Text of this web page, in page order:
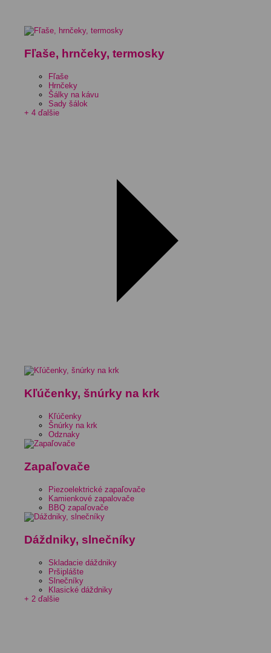
Fľaše, hrnčeky, termosky
Fľaše
Hrnčeky
Šálky na kávu
Sady šálok
+ 4 ďalšie
Kľúčenky, šnúrky na krk
Kľúčenky
Šnúrky na krk
Odznaky
Zapaľovače
Piezoelektrické zapaľovače
Kamienkové zapalovače
BBQ zapaľovače
Dáždniky, slnečníky
Skladacie dáždniky
Pršiplášte
Slnečníky
Klasické dáždniky
+ 2 ďalšie